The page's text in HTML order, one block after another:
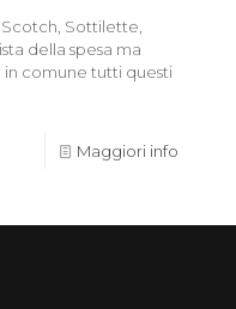
Scotch, Sottilette,
della spesa ma
in comune tutti questi
Maggiori info